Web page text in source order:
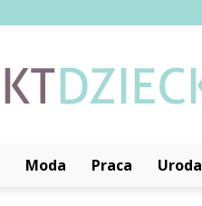
Moda Praca Uroda